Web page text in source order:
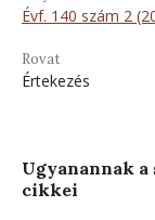
Évf. 140 szám 2
Rovat
Értekezés
Ugyanannak
cikkei